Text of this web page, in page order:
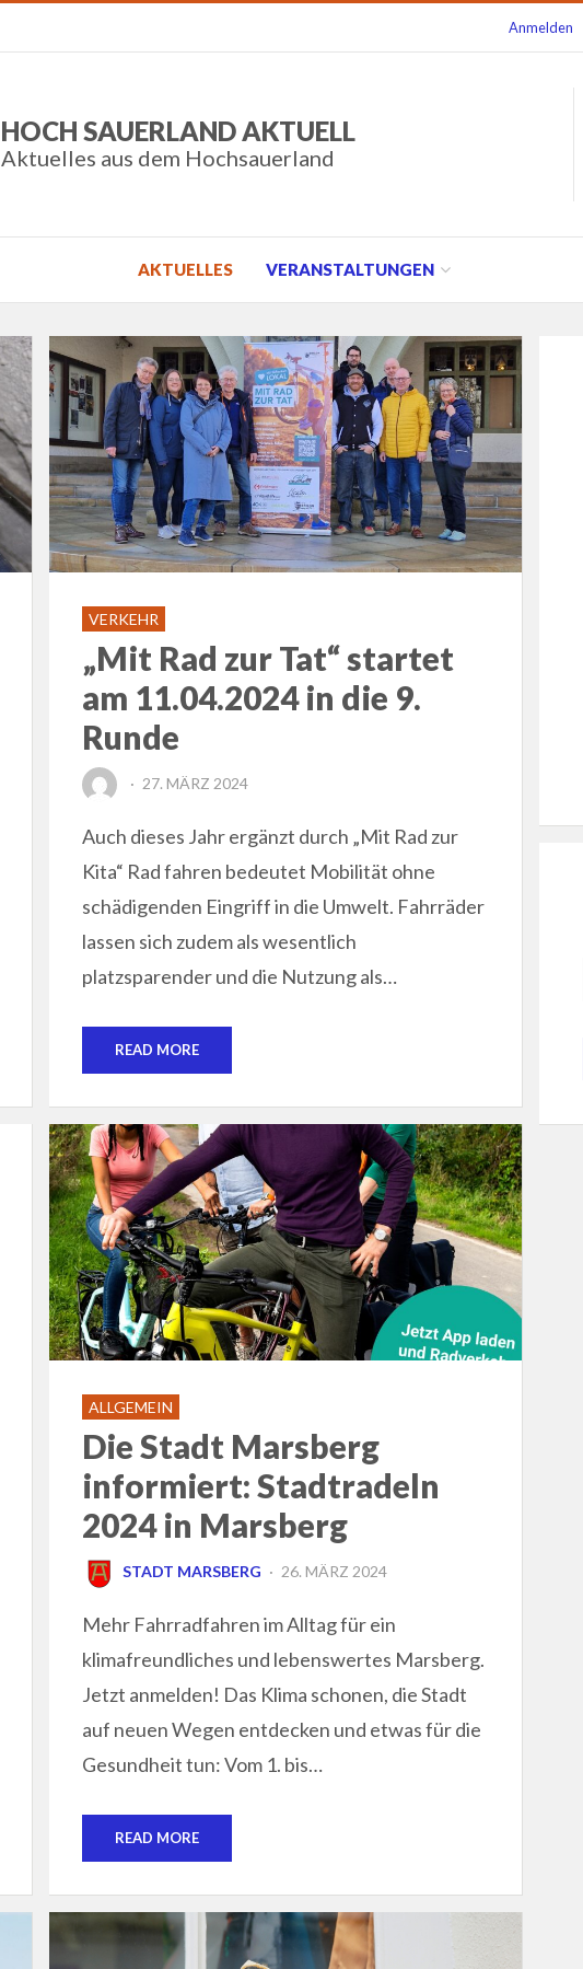
Anmelden
HOCH SAUERLAND AKTUELL
Aktuelles aus dem Hochsauerland
AKTUELLES VERANSTALTUNGEN
VERKEHR
„Mit Rad zur Tat“ startet
am 11.04.2024 in die 9.
Runde
POSTED
27. MÄRZ 2024
Auch dieses Jahr ergänzt durch „Mit Rad zur
Kita“ Rad fahren bedeutet Mobilität ohne
schädigenden Eingriff in die Umwelt. Fahrräder
lassen sich zudem als wesentlich
platzsparender und die Nutzung als…
READ MORE
ALLGEMEIN
Die Stadt Marsberg
informiert: Stadtradeln
2024 in Marsberg
STADT MARSBERG
POSTED
26. MÄRZ 2024
Mehr Fahrradfahren im Alltag für ein
klimafreundliches und lebenswertes Marsberg.
Jetzt anmelden! Das Klima schonen, die Stadt
auf neuen Wegen entdecken und etwas für die
Gesundheit tun: Vom 1. bis…
READ MORE